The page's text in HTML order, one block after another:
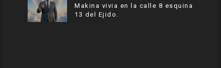
Makina vivia en la calle 8 esquina
13 del Ejido.